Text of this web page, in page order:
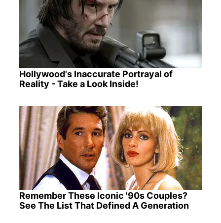
Hollywood's Inaccurate Portrayal of
Reality - Take a Look Inside!
Remember These Iconic '90s Couples?
See The List That Defined A Generation